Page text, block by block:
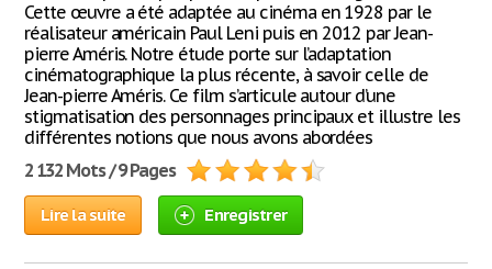
Cette œuvre a été adaptée au cinéma en 1928 par le
réalisateur américain Paul Leni puis en 2012 par Jean-
pierre Améris. Notre étude porte sur l’adaptation
cinématographique la plus récente, à savoir celle de
Jean-pierre Améris. Ce film s’articule autour d’une
stigmatisation des personnages principaux et illustre les
différentes notions que nous avons abordées
2 132 Mots / 9 Pages
Lire la suite Enregistrer